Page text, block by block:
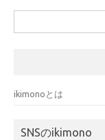
索:
ikimonoとは
SNSのikimono